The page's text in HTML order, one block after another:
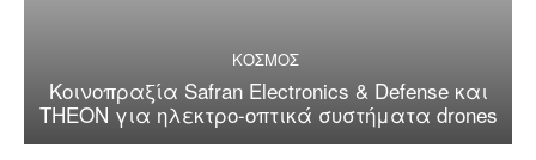
ΚΟΣΜΟΣ
Κοινοπραξία Safran Electronics & Defense και
THEON για ηλεκτρο-οπτικά συστήματα drones